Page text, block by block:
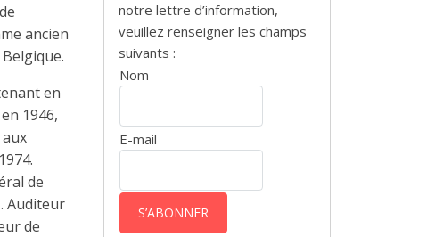
ancien
en
1946,
de
Auditeur
de
notre lettre d’information,
veuillez renseigner les champs
suivants :
Nom
E-mail